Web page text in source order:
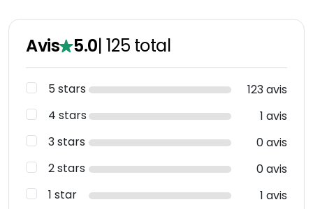
Avis 5.0| 125 total
5 stars
123 avis
4 stars
1 avis
3 stars
0 avis
2 stars
0 avis
1 star
1 avis